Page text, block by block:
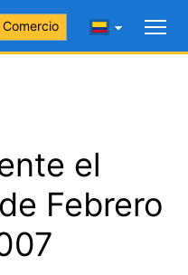
Comercio
el
Febrero